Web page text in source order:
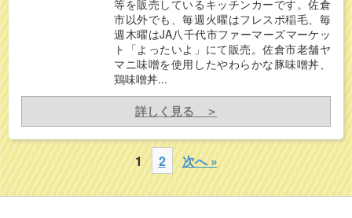
等を販売しているキッチンカーです。佐倉
市以外でも、毎週火曜はフレスポ稲毛、毎
週木曜はJA八千代市ファーマーズマーケッ
ト「よったいよ」にて販売。佐倉市老舗ヤ
マニ味噌を使用したやわらかな豚味噌丼、
鶏味噌丼...
詳しく見る ＞
1 2 次へ »